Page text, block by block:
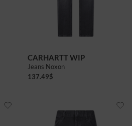
CARHARTT WIP
Jeans Noxon
137.49$